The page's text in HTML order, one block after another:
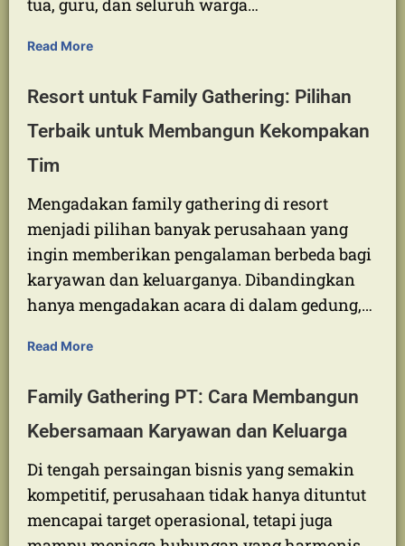
Family gathering TK merupakan salah satu
diselenggarakan oleh sekolah sebagai sarana
tua, guru, dan seluruh warga…
Resort untuk Family Gathering: Pilihan
Terbaik untuk Membangun Kekompakan
Tim
Mengadakan family gathering di resort
ingin memberikan pengalaman berbeda bagi
hanya mengadakan acara di dalam gedung,…
Read More
Family Gathering PT: Cara Membangun